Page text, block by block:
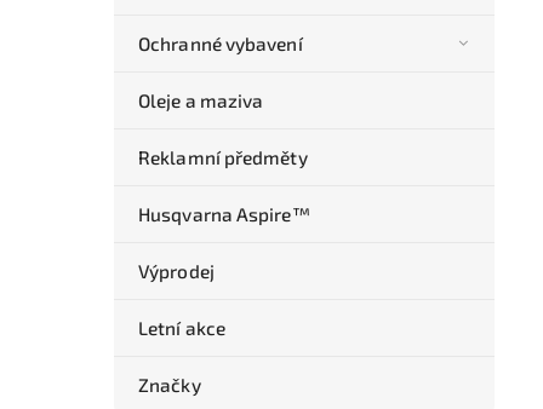
Ochranné vybavení
Oleje a maziva
Reklamní předměty
Husqvarna Aspire™
Výprodej
Letní akce
Značky